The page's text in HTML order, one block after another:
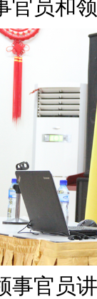
官员和
事官员